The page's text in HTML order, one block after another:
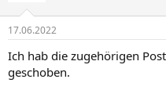
e
:
17.06.2022
Ich hab die zugehörigen
geschoben.